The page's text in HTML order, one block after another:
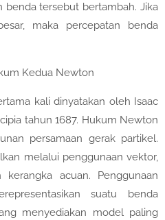
benda tersebut bertambah. Jika
maka percepatan benda
Kedua Newton
kali dinyatakan oleh Isaac
tahun 1687. Hukum Newton
persamaan gerak partikel.
melalui penggunaan vektor,
acuan. Penggunaan
suatu benda
menyediakan model paling